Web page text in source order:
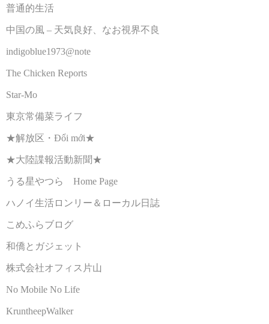
普通的生活
中国の風 – 天気良好、なお視界不良
indigoblue1973@note
The Chicken Reports
Star-Mo
東京常備菜ライフ
★解放区・Đổi mới★
★大陸諜報活動新聞★
うる星やつら Home Page
ハノイ生活ロンリー＆ローカル日誌
こめふらブログ
和僑とガジェット
株式会社オフィス片山
No Mobile No Life
KruntheepWalker